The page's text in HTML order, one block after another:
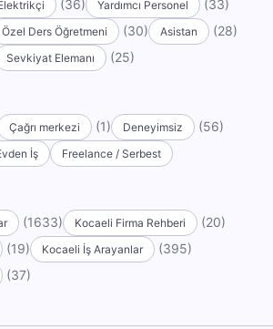
(36) Yardımcı Personel (33)
Özel Ders Öğretmeni (30) Asistan (28)
Sevkiyat Elemanı (25)
Çağrı merkezi (1) Deneyimsiz (56)
İş Freelance / Serbest
(1633) Kocaeli Firma Rehberi (20)
(19) Kocaeli İş Arayanlar (395)
(37)